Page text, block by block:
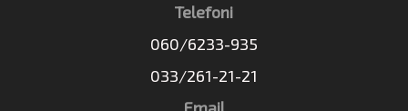
Telefoni
060/6233-935
033/261-21-21